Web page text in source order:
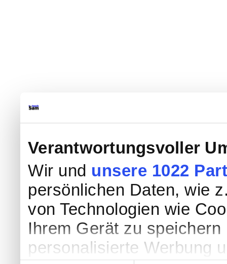
Verantwortungsvoller
Wir und unsere 1022
persönlichen Daten, wie
von Technologien wie
Ihrem Gerät zu
personalisierte Werbung